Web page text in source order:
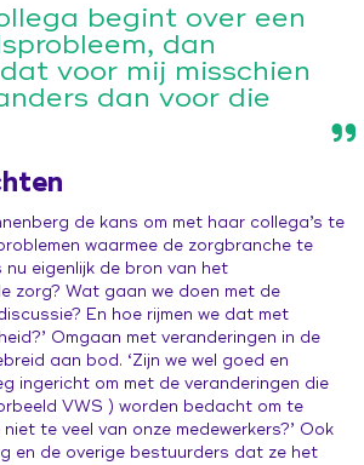
begint over een
dan
voor mij misschien
dan voor die
de kans om met haar collega’s te
waarmee de zorgbranche te
nu eigenlijk de bron van het
zorg? Wat gaan we doen met de
En hoe rijmen we dat met
Omgaan met veranderingen in de
aan bod. ‘Zijn we wel goed en
ingericht om met de veranderingen die
VWS ) worden bedacht om te
te veel van onze medewerkers?’ Ook
en de overige bestuurders dat ze het